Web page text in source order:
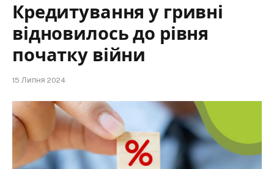
Кредитування у гривні
відновилось до рівня
початку війни
15 Липня 2024